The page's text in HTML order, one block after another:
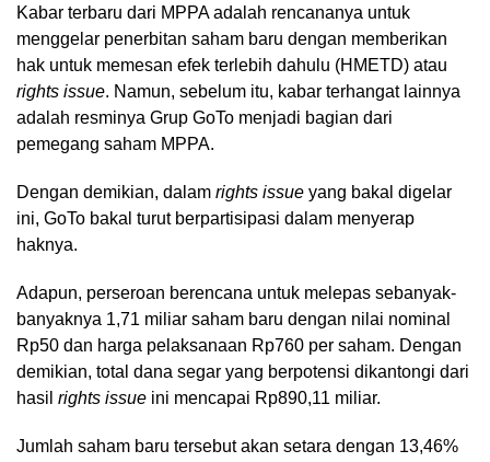
Kabar terbaru dari MPPA adalah rencananya untuk
menggelar penerbitan saham baru dengan memberikan
hak untuk memesan efek terlebih dahulu (HMETD) atau
rights issue. Namun, sebelum itu, kabar terhangat lainnya
adalah resminya Grup GoTo menjadi bagian dari
pemegang saham MPPA.
Dengan demikian, dalam rights issue yang bakal digelar
ini, GoTo bakal turut berpartisipasi dalam menyerap
haknya.
Adapun, perseroan berencana untuk melepas sebanyak-
banyaknya 1,71 miliar saham baru dengan nilai nominal
Rp50 dan harga pelaksanaan Rp760 per saham. Dengan
demikian, total dana segar yang berpotensi dikantongi dari
hasil rights issue ini mencapai Rp890,11 miliar.
Jumlah saham baru tersebut akan setara dengan 13,46%